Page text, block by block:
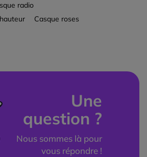
radio
Casque roses
Une
question ?
Nous sommes là pour
vous répondre !